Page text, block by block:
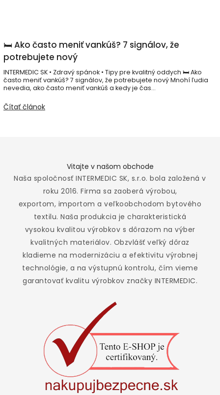
🛏️ Ako často meniť vankúš? 7 signálov, že
potrebujete nový
INTERMEDIC SK • Zdravý spánok • Tipy pre kvalitný oddych 🛏️ Ako
často meniť vankúš? 7 signálov, že potrebujete nový Mnohí ľudia
nevedia, ako často meniť vankúš a kedy je čas...
Čítať článok
Vitajte v našom obchode
Naša spoločnosť INTERMEDIC SK, s.r.o. bola založená v
roku 2016. Firma sa zaoberá výrobou,
exportom, importom a veľkoobchodom bytového
textilu. Naša produkcia je charakteristická
vysokou kvalitou výrobkov s dôrazom na výber
kvalitných materiálov. Obzvlášť veľký dôraz
kladieme na modernizáciu a efektivitu výrobnej
technológie, a na výstupnú kontrolu, čím vieme
garantovať kvalitu výrobkov značky INTERMEDIC.